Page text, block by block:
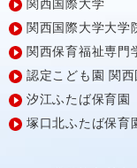
関西国際大学
関西国際大学大学
関西保育福祉専門
認定こども園 関西
汐江ふたば保育園
塚口北ふたば保育